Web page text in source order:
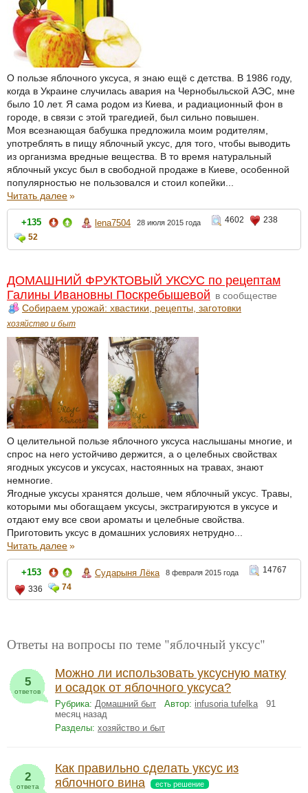
О пользе яблочного уксуса, я знаю ещё с детства. В 1986 году,
когда в Украине случилась авария на Чернобыльской АЭС, мне
было 10 лет. Я сама родом из Киева, и радиационный фон в
городе, в связи с этой трагедией, был сильно повышен.
Моя всезнающая бабушка предложила моим родителям,
употреблять в пищу яблочный уксус, для того, чтобы выводить
из организма вредные вещества. В то время натуральный
яблочный уксус был в свободной продаже в Киеве, особенной
популярностью не пользовался и стоил копейки...
Читать далее»
+135 lena7504 28 июля 2015 года 4602
238
52
ДОМАШНИЙ ФРУКТОВЫЙ УКСУС по рецептам
Галины Ивановны Поскребышевой в сообществе
Собираем урожай: хвастики, рецепты, заготовки
хозяйство и быт
О целительной пользе яблочного уксуса наслышаны многие, и
спрос на него устойчиво держится, а о целебных свойствах
ягодных уксусов и уксусах, настоянных на травах, знают
немногие.
Ягодные уксусы хранятся дольше, чем яблочный уксус. Травы,
которыми мы обогащаем уксусы, экстрагируются в уксусе и
отдают ему все свои ароматы и целебные свойства.
Приготовить уксус в домашних условиях нетрудно...
Читать далее»
+153 Сударыня Лёка 8 февраля 2015 года
14767
336
74
Ответы на вопросы по теме "яблочный уксус"
5
ответов
Можно ли использовать уксусную матку
и осадок от яблочного уксуса?
Рубрика: Домашний быт Автор: infusoria tufelka91
месяц назад
Разделы: хозяйство и быт
2
ответа
Как правильно сделать уксус из
яблочного вина
есть решение